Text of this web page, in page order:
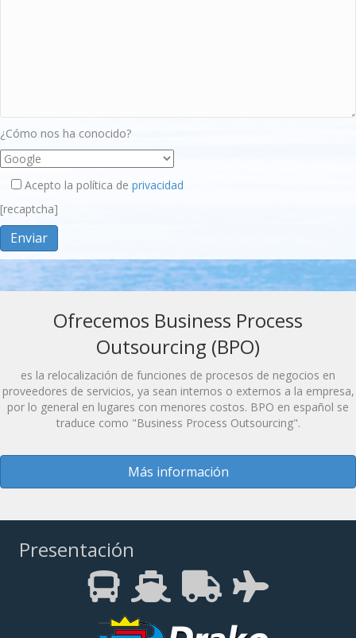
¿Cómo nos ha conocido?
Acepto la política de privacidad
[recaptcha]
Ofrecemos Business Process
Outsourcing (BPO)
es la relocalización de funciones de procesos de negocios en
proveedores de servicios, ya sean internos o externos a la empresa,
por lo general en lugares con menores costos. BPO en español se
traduce como "Business Process Outsourcing".
Más información
Presentación